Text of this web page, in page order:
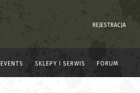
REJESTRACJA
EVENTS SKLEPY I SERWIS FORUM